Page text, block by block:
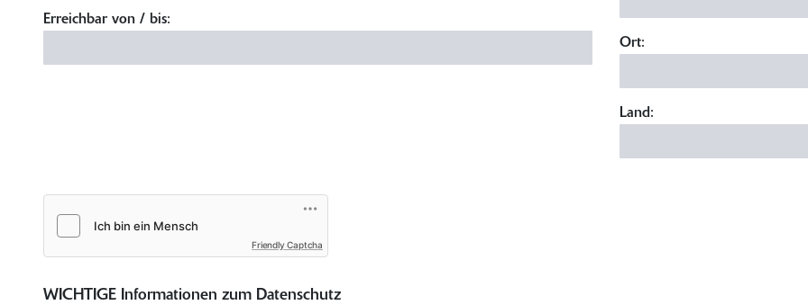
Erreichbar von / bis:
Ort:
Land:
Friendly Captcha
WICHTIGE Informationen zum Datenschutz